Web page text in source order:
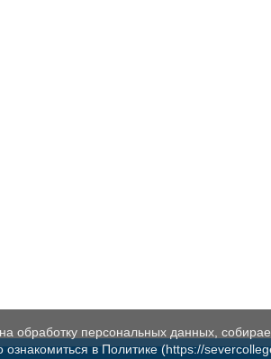
обработку персональных данных,
в Политике (https://